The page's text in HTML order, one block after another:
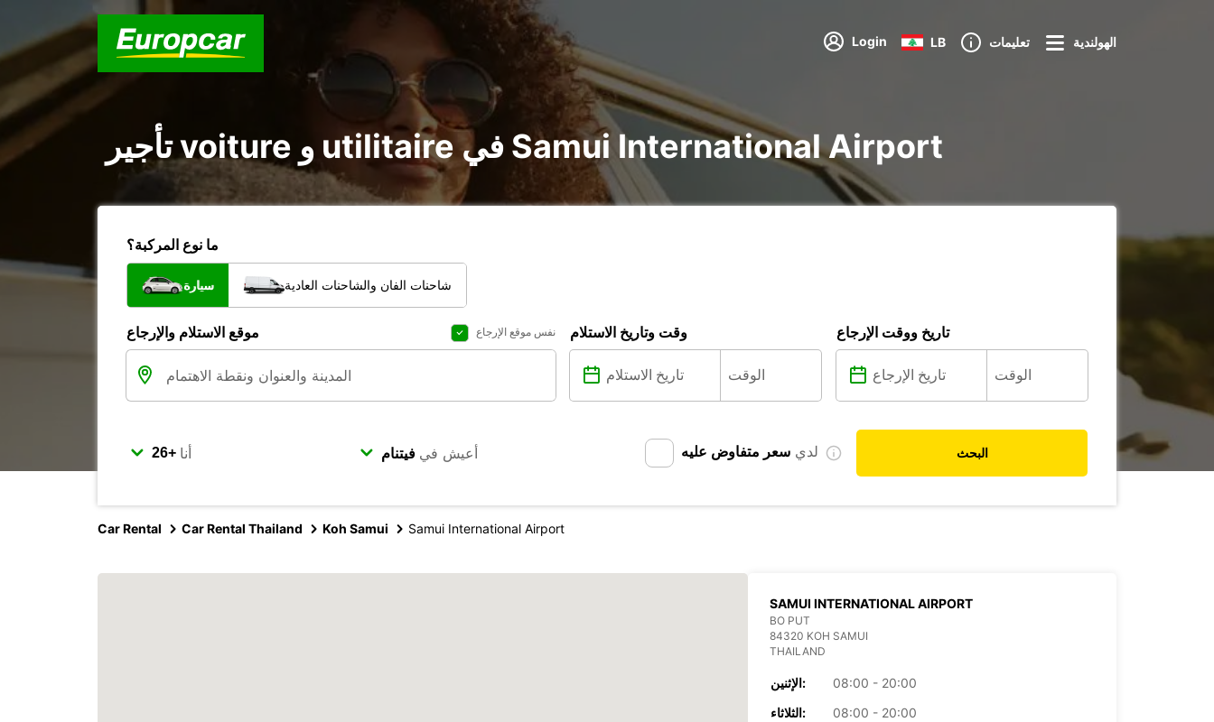
Login LB تعليمات الهولندية
تأجير voiture و utilitaire في Samui International Airport
ما نوع المركبة؟
سيارة شاحنات الفان والشاحنات العادية
موقع الاستلام والإرجاع نفس موقع الإرجاع وقت وتاريخ الاستلام تاريخ ووقت الإرجاع
أنا أعيش في لدي سعر متفاوض عليه البحث
Car Rental Car Rental Thailand Koh Samui Samui International Airport
SAMUI INTERNATIONAL AIRPORT
BO PUT
84320 KOH SAMUI
THAILAND
الإثنين:
08:00 - 20:00
الثلاثاء:
08:00 - 20:00